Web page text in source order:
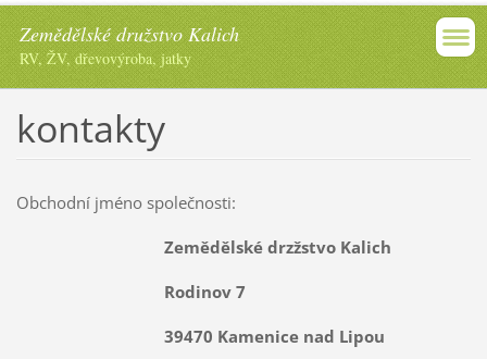
Zemědělské družstvo Kalich
RV, ŽV, dřevovýroba, jatky
kontakty
Obchodní jméno společnosti:
Zemědělské drzžstvo Kalich
Rodinov 7
39470 Kamenice nad Lipou